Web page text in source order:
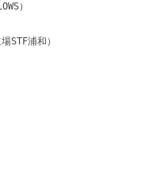
）
浦和）